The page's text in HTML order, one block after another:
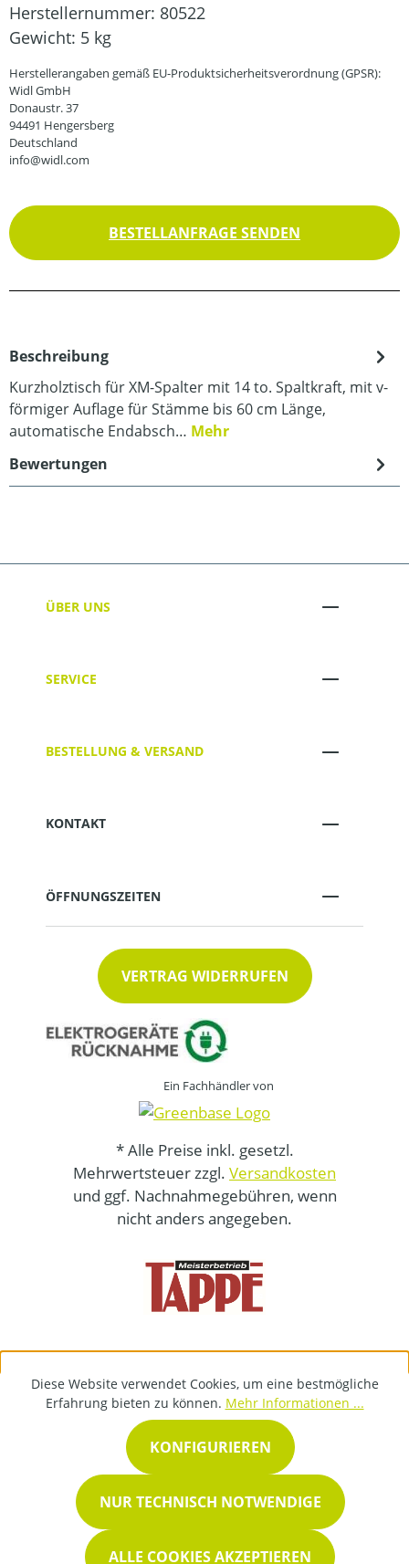
Herstellernummer: 80522
Gewicht: 5 kg
Herstellerangaben gemäß EU-Produktsicherheitsverordnung (GPSR):
Widl GmbH
Donaustr. 37
94491 Hengersberg
Deutschland
info@widl.com
BESTELLANFRAGE SENDEN
Beschreibung
Kurzholztisch für XM-Spalter mit 14 to. Spaltkraft, mit v-
förmiger Auflage für Stämme bis 60 cm Länge,
automatische Endabsch… Mehr
Bewertungen
ÜBER UNS
SERVICE
BESTELLUNG & VERSAND
KONTAKT
ÖFFNUNGSZEITEN
VERTRAG WIDERRUFEN
Ein Fachhändler von
* Alle Preise inkl. gesetzl.
Mehrwertsteuer zzgl. Versandkosten
und ggf. Nachnahmegebühren, wenn
nicht anders angegeben.
Diese Website verwendet Cookies, um eine bestmögliche
Erfahrung bieten zu können. Mehr Informationen ...
NUR TECHNISCH NOTWENDIGE
KONFIGURIEREN
ALLE COOKIES AKZEPTIEREN